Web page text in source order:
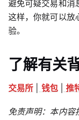
避免可疑交易和消
这样，你就可以放
验。
了解有关
交易所 钱包| 推
免责声明：本内容